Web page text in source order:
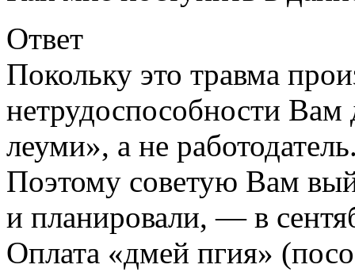
Ответ
Покольку это травма
нетрудоспособности Вам
леуми», а не
Поэтому советую Вам
и планировали, — в
Оплата «дмей пгия»